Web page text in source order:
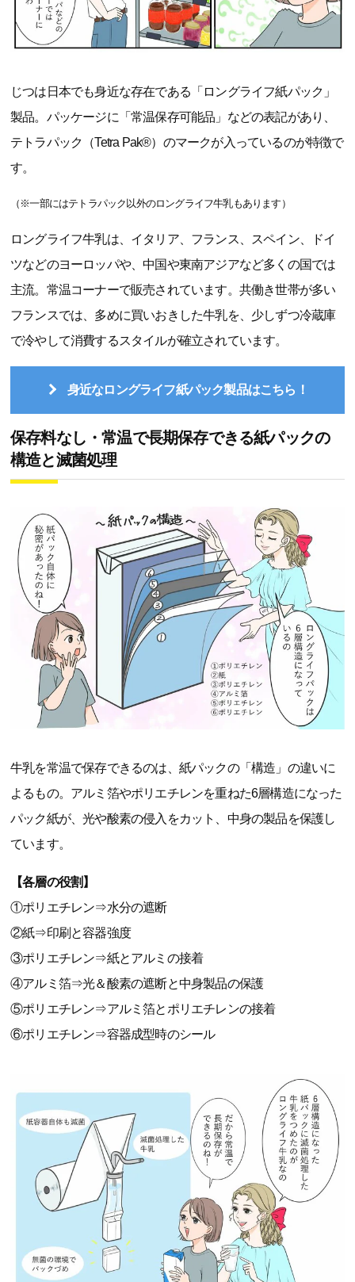
じつは日本でも身近な存在である「ロングライフ紙パック」
製品。パッケージに「常温保存可能品」などの表記があり、
テトラパック（Tetra Pak®）のマークが入っているのが特徴で
す。
（※一部にはテトラパック以外のロングライフ牛乳もあります）
ロングライフ牛乳は、イタリア、フランス、スペイン、ドイ
ツなどのヨーロッパや、中国や東南アジアなど多くの国では
主流。常温コーナーで販売されています。共働き世帯が多い
フランスでは、多めに買いおきした牛乳を、少しずつ冷蔵庫
で冷やして消費するスタイルが確立されています。
身近なロングライフ紙パック製品はこちら！
保存料なし・常温で長期保存できる紙パックの
構造と滅菌処理
牛乳を常温で保存できるのは、紙パックの「構造」の違いに
よるもの。アルミ箔やポリエチレンを重ねた6層構造になった
パック紙が、光や酸素の侵入をカット、中身の製品を保護し
ています。
【各層の役割】
①ポリエチレン⇒水分の遮断
②紙⇒印刷と容器強度
③ポリエチレン⇒紙とアルミの接着
④アルミ箔⇒光＆酸素の遮断と中身製品の保護
⑤ポリエチレン⇒アルミ箔とポリエチレンの接着
⑥ポリエチレン⇒容器成型時のシール